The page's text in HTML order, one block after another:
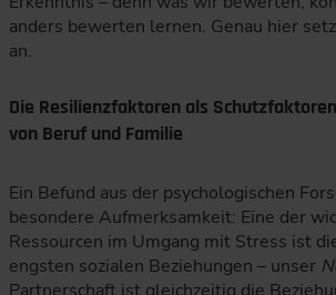
anders bewerten lernen. Genau hier
an.
Die Resilienzfaktoren als
von Beruf und Familie
Ein Befund aus der psychologischen
besondere Aufmerksamkeit: Eine der
Ressourcen im Umgang mit Stress ist
engsten sozialen Beziehungen – unser